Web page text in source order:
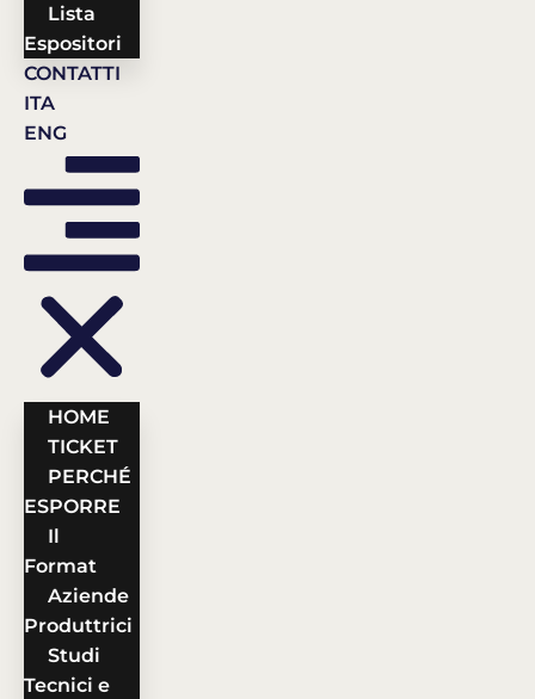
Lista
Espositori
CONTATTI
ITA
ENG
HOME
TICKET
PERCHÉ
ESPORRE
Il
Format
Aziende
Produttrici
Studi
Tecnici e